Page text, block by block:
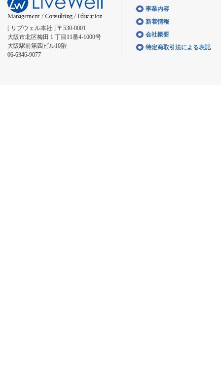
[ リブウェル本社 ] 〒530-0001
大阪市北区梅田 1 丁目11番4-1000号
大阪駅前第四ビル10階
06-6346-9077
事業内容
新着情報
会社概要
特定商取引法による表記